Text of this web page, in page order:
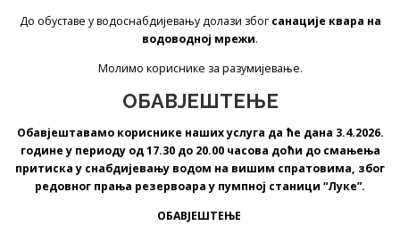
До обуставе у водоснабдијевању долази због санације квара на
водоводној мрежи.
Молимо кориснике за разумијевање.
ОБАВЈЕШТЕЊЕ
Обавјештавамо кориснике наших услуга да ће дана 3.4.2026.
године у периоду од 17.30 до 20.00 часова доћи до смањења
притиска у снабдијевању водом на вишим спратовима, због
редовног прања резервоара у пумпној станици “Луке”.
ОБАВЈЕШТЕЊЕ